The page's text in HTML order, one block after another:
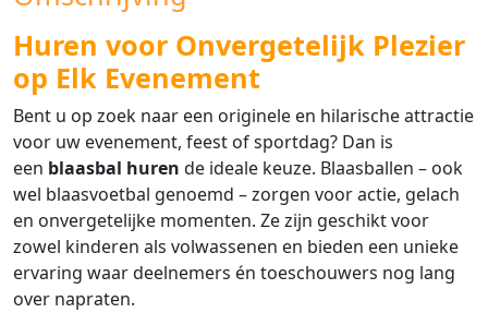
Huren voor Onvergetelijk Plezier
op Elk Evenement
Bent u op zoek naar een originele en hilarische attractie
voor uw evenement, feest of sportdag? Dan is
een blaasbal huren de ideale keuze. Blaasballen – ook
wel blaasvoetbal genoemd – zorgen voor actie, gelach
en onvergetelijke momenten. Ze zijn geschikt voor
zowel kinderen als volwassenen en bieden een unieke
ervaring waar deelnemers én toeschouwers nog lang
over napraten.